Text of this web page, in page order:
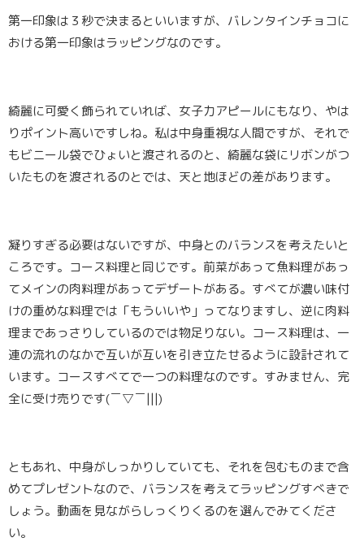
第一印象は３秒で決まるといいますが、バレンタインチョコに
おける第一印象はラッピングなのです。
綺麗に可愛く飾られていれば、女子力アピールにもなり、やは
りポイント高いですしね。私は中身重視な人間ですが、それで
もビニール袋でひょいと渡されるのと、綺麗な袋にリボンがつ
いたものを渡されるのとでは、天と地ほどの差があります。
凝りすぎる必要はないですが、中身とのバランスを考えたいと
ころです。コース料理と同じです。前菜があって魚料理があっ
てメインの肉料理があってデザートがある。すべてが濃い味付
けの重めな料理では「もういいや」ってなりますし、逆に肉料
理まであっさりしているのでは物足りない。コース料理は、一
連の流れのなかで互いが互いを引き立たせるように設計されて
います。コースすべてで一つの料理なのです。すみません、完
全に受け売りです(￣▽￣|||)
ともあれ、中身がしっかりしていても、それを包むものまで含
めてプレゼントなので、バランスを考えてラッピングすべきで
しょう。動画を見ながらしっくりくるのを選んでみてくださ
い。